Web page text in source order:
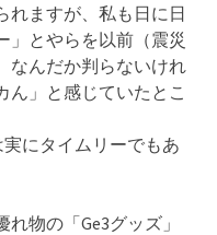
れますが、私も日に日
」とやらを以前（震災
なんだか判らないけれ
ん」と感じていたとこ
にタイムリーでもあ
物の「Ge3グッズ」